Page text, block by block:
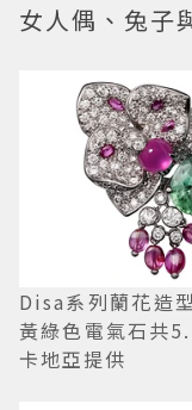
女人偶、兔子
Disa系列蘭花造
黃綠色電氣石共
卡地亞提供